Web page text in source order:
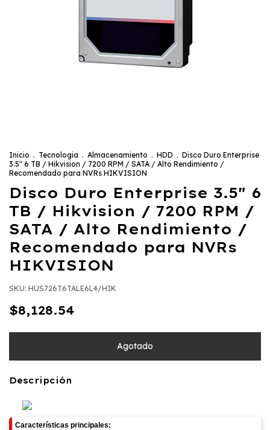
Inicio . Tecnologia . Almacenamiento . HDD . Disco Duro Enterprise
3.5" 6 TB / Hikvision / 7200 RPM / SATA / Alto Rendimiento /
Recomendado para NVRs HIKVISION
Disco Duro Enterprise 3.5" 6
TB / Hikvision / 7200 RPM /
SATA / Alto Rendimiento /
Recomendado para NVRs
HIKVISION
SKU: HUS726T6TALE6L4/HIK
$8,128.54
Descripción
Características principales: